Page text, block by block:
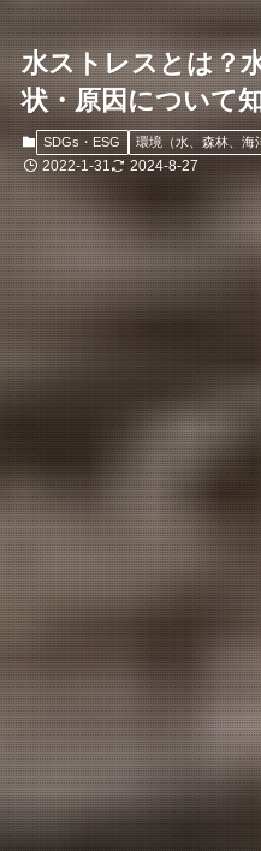
水ストレスとは？
状・原因について
SDGs・ESG 環境（水、森林、海
2022-1-31 2024-8-27